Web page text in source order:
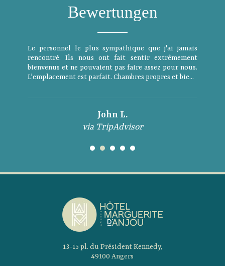
Bewertungen
Le personnel le plus sympathique que j'ai jamais
rencontré. Ils nous ont fait sentir extrêmement
bienvenus et ne pouvaient pas faire assez pour nous.
L'emplacement est parfait. Chambres propres et bie...
John L.
via TripAdvisor
13-15 pl. du Président Kennedy,
49100 Angers